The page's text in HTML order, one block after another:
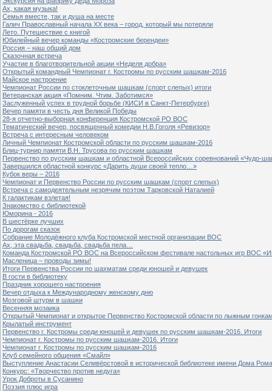
Ах, какая музыка!
Семья вместе, так и душа на месте
Галич Православный начала ХХ века – город, который мы потеряли
Лето. Путешествие с книгой
Юбилейный вечер команды «Костромские берендеи»
Россия – наш общий дом
Сказочная встреча
Участие в благотворительной акции «Неделя добра»
Открытый командный Чемпионат г. Костромы по русским шашкам-2016
Майское настроение
Чемпионат России по стоклеточным шашкам (спорт слепых) итоги
Ветеранская акция «Помним. Чтим. Заботимся»
Заслуженный успех в трудной борьбе (КИСИ в Санкт-Петербурге)
Вечер памяти в честь дня Великой Победы
28-я отчетно-выборная конференция Костромской РО ВОС
Тематический вечер, посвященный комедии Н.В.Гоголя «Ревизор»
Встреча с интересным человеком
Личный Чемпионат Костромской области по русским шашкам-2016
Блиц-турнир памяти В.Н. Трусова по русским шашкам
Первенство по русским шашкам и областной Всероссийских соревнований «Чудо-
Завершился областной конкурс «Дарить души своей тепло…»
Кубок веры – 2016
Чемпионат и Первенство России по русским шашкам (спорт слепых)
Встреча с самодеятельным незрячим поэтом Тарковской Наталией
К галактикам взлетая!
Знакомство с библиотекой
Юморина - 2016
В шестёрке лучших
По дорогам сказок
Собрание Молодёжного клуба Костромской местной организации ВОС
Ах, эта свадьба, свадьба, свадьба пела…
Команда Костромской РО ВОС на Всероссийском фестивале настольных игр ВОС
Масленица – проводы зимы!
Итоги Первенства России по шахматам среди юношей и девушек
В гости в библиотеку
Праздник хорошего настроения
Вечер отдыха к Международному женскому дню
Мозговой штурм в шашки
Весенняя мозаика
Открытый Чемпионат и открытое Первенство Костромской области по лыжным
Крылатый инструмент
Первенство г. Костромы среди юношей и девушек по русским шашкам-2016. Итоги
Чемпионат г. Костромы по русским шашкам-2016. Итоги
Чемпионат г. Костромы по русским шашкам-2016
Клуб семейного общения «Смайл»
Выступление Анастасии Селивёрстовой в исторической библиотеке имени Дома
Конкурс: «Творчество против недуга»
Урок Доброты в Сусанино
Поэзия плюс игра